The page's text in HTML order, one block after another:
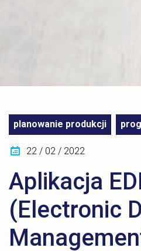
planowanie produkcji
22 / 02 / 2022
Aplikacja
(Electronic